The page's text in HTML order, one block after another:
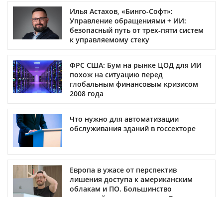
Илья Астахов, «Бинго-Софт»:
Управление обращениями + ИИ:
безопасный путь от трех‑пяти систем
к управляемому стеку
ФРС США: Бум на рынке ЦОД для ИИ
похож на ситуацию перед
глобальным финансовым кризисом
2008 года
Что нужно для автоматизации
обслуживания зданий в госсекторе
Европа в ужасе от перспектив
лишения доступа к американским
облакам и ПО. Большинство